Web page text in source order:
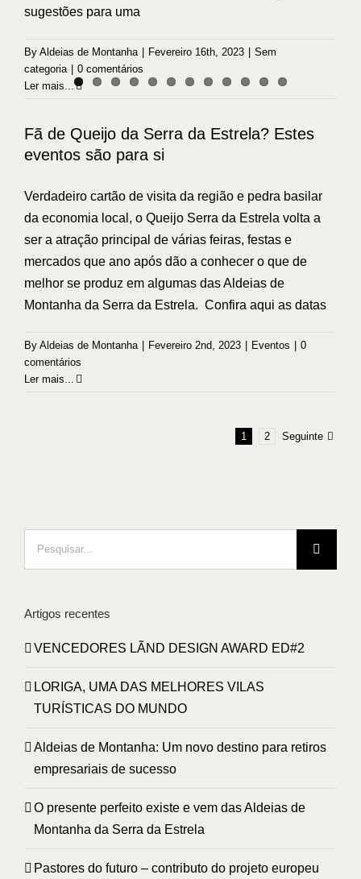
sugestões para uma
By Aldeias de Montanha Fevereiro 16th, 2023
Sem
categoria
0 comentários
Ler mais...
Eventos
Fã de Queijo da Serra da Estrela? Estes
eventos são para si
Verdadeiro cartão de visita da região e pedra basilar
da economia local, o Queijo Serra da Estrela volta a
ser a atração principal de várias feiras, festas e
mercados que ano após dão a conhecer o que de
melhor se produz em algumas das Aldeias de
Montanha da Serra da Estrela. Confira aqui as datas
By Aldeias de Montanha Fevereiro 2nd, 2023 Eventos
0
comentários
Ler mais...
1 2 Seguinte
Artigos recentes
VENCEDORES LÃND DESIGN AWARD ED#2
LORIGA, UMA DAS MELHORES VILAS
TURÍSTICAS DO MUNDO
Aldeias de Montanha: Um novo destino para retiros
empresariais de sucesso
O presente perfeito existe e vem das Aldeias de
Montanha da Serra da Estrela
Pastores do futuro – contributo do projeto europeu